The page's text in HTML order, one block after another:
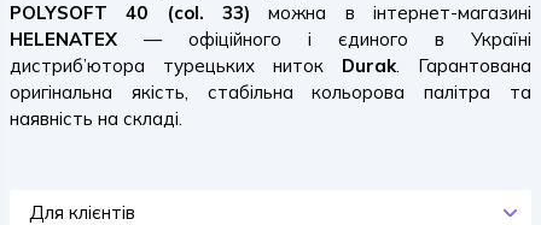
POLYSOFT 40 (col. 33) можна в інтернет-магазині
HELENATEX — офіційного і єдиного в Україні
дистриб’ютора турецьких ниток Durak. Гарантована
оригінальна якість, стабільна кольорова палітра та
наявність на складі.
Для клієнтів